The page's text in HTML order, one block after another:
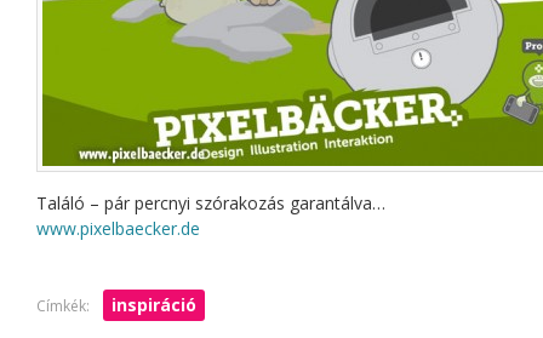
Találó – pár percnyi szórakozás garantálva…
www.pixelbaecker.de
Címkék: inspiráció